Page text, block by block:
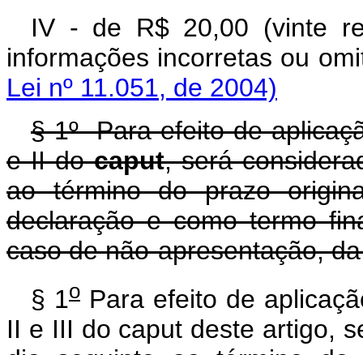
IV - de R$ 20,00 (vinte
informações
Lei nº 11.051, de 2004)
§ 1º Para efeito de
e II docaput, será
ao término do prazo
declaração e como termo
caso de não-apresentação,
§ 1o Para efeito de
II e III do caput deste artigo,